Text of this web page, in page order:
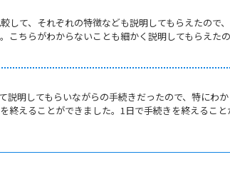
して、それぞれの特徴なども説明してもらえたので
こちらがわからないことも細かく説明してもらえたの
説明してもらいながらの手続きだったので、特にわか
終えることができました。1日で手続きを終えること